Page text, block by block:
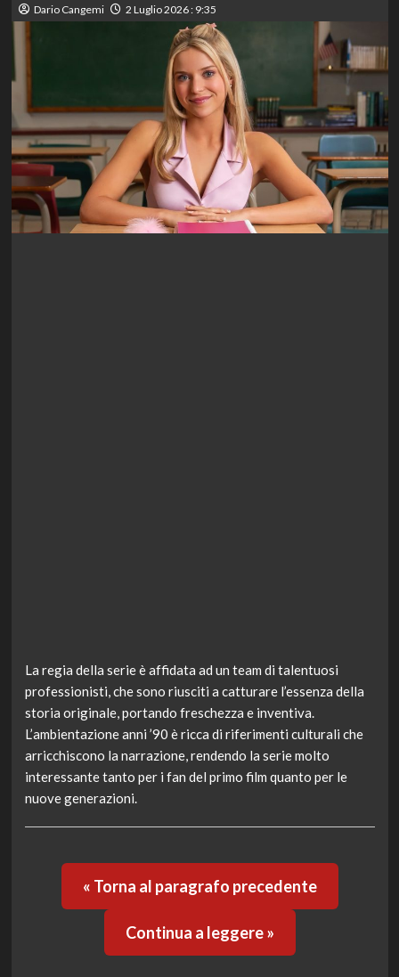
Dario Cangemi 2 Luglio 2026 : 9:35
La regia della serie è affidata ad un team di talentuosi
professionisti, che sono riusciti a catturare l’essenza della
storia originale, portando freschezza e inventiva.
L’ambientazione anni ’90 è ricca di riferimenti culturali che
arricchiscono la narrazione, rendendo la serie molto
interessante tanto per i fan del primo film quanto per le
nuove generazioni.
« Torna al paragrafo precedente
Continua a leggere »